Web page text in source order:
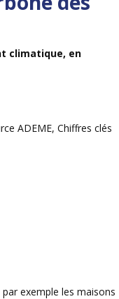
climatique, en
ADEME, Chiffres clés
exemple les maisons